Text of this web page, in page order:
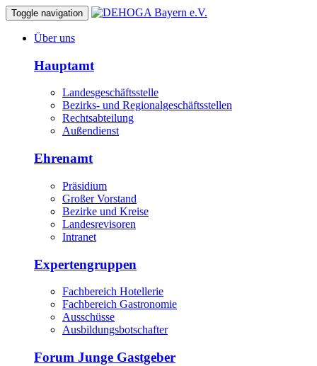
Toggle navigation
Über uns
Hauptamt
Landesgeschäftsstelle
Bezirks- und Regionalgeschäftsstellen
Rechtsabteilung
Außendienst
Ehrenamt
Präsidium
Großer Vorstand
Bezirke und Kreise
Landesrevisoren
Intranet
Expertengruppen
Fachbereich Hotellerie
Fachbereich Gastronomie
Ausschüsse
Ausbildungsbotschafter
Forum Junge Gastgeber